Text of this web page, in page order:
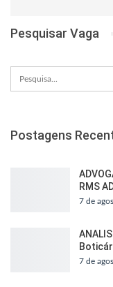
Pesquisar Vaga
Postagens
RMS
7 de
7 de